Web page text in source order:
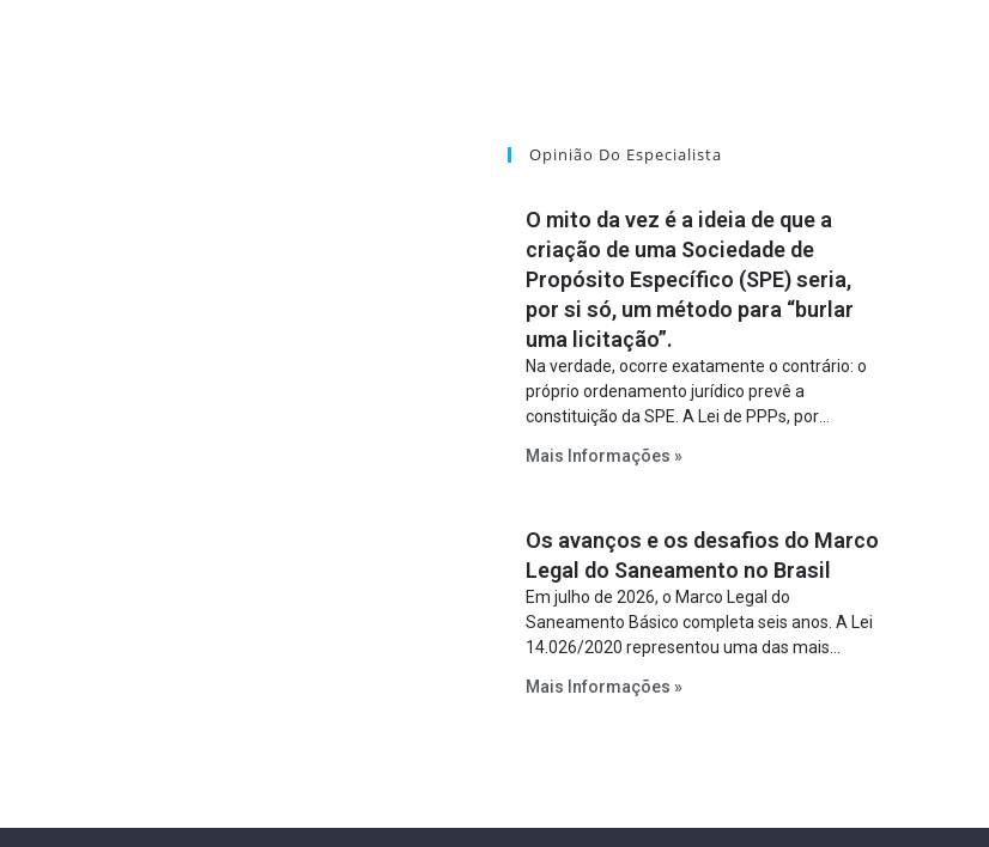
Opinião Do Especialista
O mito da vez é a ideia de que a
criação de uma Sociedade de
Propósito Específico (SPE) seria,
por si só, um método para “burlar
uma licitação”.
Na verdade, ocorre exatamente o contrário: o
próprio ordenamento jurídico prevê a
constituição da SPE. A Lei de PPPs, por
constitua uma SPE para implantar e gerir o
Lei de Concessões, a figura é facultativa e
sujeita a uma escolha racional de projeto a
projeto.
Mais Informações »
Os avanços e os desafios do Marco
Legal do Saneamento no Brasil
Em julho de 2026, o Marco Legal do
Saneamento Básico completa seis anos. A Lei
14.026/2020 representou uma das mais
estabelecer metas claras para a
mecanismos voltados à segurança jurídica dos
Mais Informações »